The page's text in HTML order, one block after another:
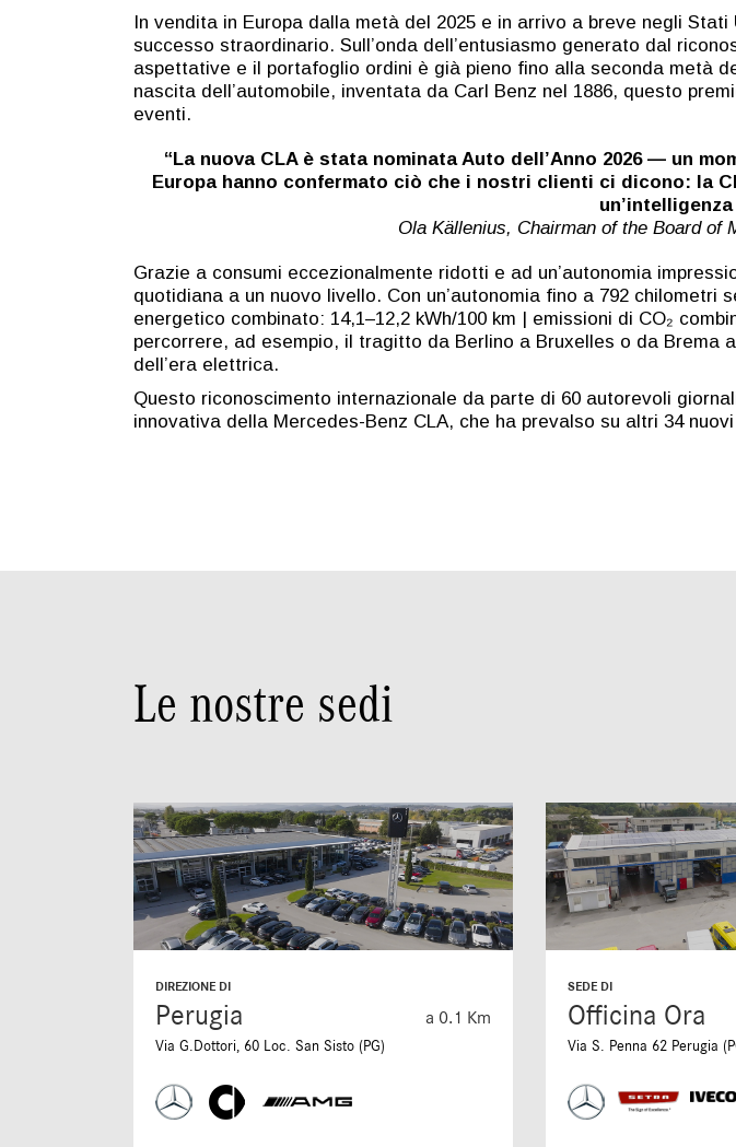
In vendita in Europa dalla metà del 2025 e in arrivo a breve negli
successo straordinario. Sull’onda dell’entusiasmo generato dal
aspettative e il portafoglio ordini è già pieno fino alla seconda metà
nascita dell’automobile, inventata da Carl Benz nel 1886, questo
eventi.
“La nuova CLA è stata nominata Auto dell’Anno 2026 — un
Europa hanno confermato ciò che i nostri clienti ci dicono: la
Ola Källenius, Chairman of the Board of
Grazie a consumi eccezionalmente ridotti e ad un’autonomia
quotidiana a un nuovo livello. Con un’autonomia fino a 792 chilometri
energetico combinato: 14,1–12,2 kWh/100 km | emissioni di CO₂
percorrere, ad esempio, il tragitto da Berlino a Bruxelles o da Brema
dell’era elettrica.
Questo riconoscimento internazionale da parte di 60 autorevoli
innovativa della Mercedes-Benz CLA, che ha prevalso su altri 34
Le nostre sedi
DIREZIONE DI
Perugia a 0.1 Km
Via G.Dottori, 60 Loc. San Sisto (PG)
SEDE DI
Officina Ora
Via S. Penna 62 Perugia